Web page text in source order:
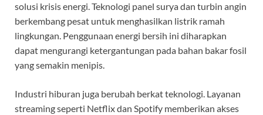
solusi krisis energi. Teknologi panel surya dan turbin angin
berkembang pesat untuk menghasilkan listrik ramah
lingkungan. Penggunaan energi bersih ini diharapkan
dapat mengurangi ketergantungan pada bahan bakar fosil
yang semakin menipis.
Industri hiburan juga berubah berkat teknologi. Layanan
streaming seperti Netflix dan Spotify memberikan akses